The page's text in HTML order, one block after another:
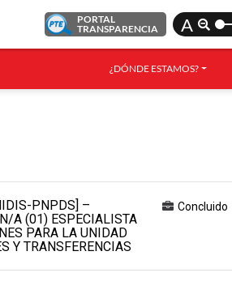
PORTAL
TRANSPARENCIA
A
¿DÓNDE ESTAMOS?
PNPDS] –
A (01) ESPECIALISTA
PARA LA UNIDAD
Y TRANSFERENCIAS
Concluido